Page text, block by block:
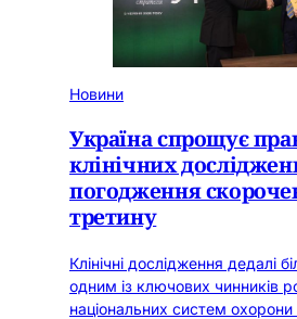
Новини
Україна спрощує
клінічних
погодження
третину
Клінічні дослідження дедалі
одним із ключових чинників
національних систем